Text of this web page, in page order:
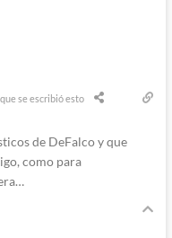
se escribió esto
de DeFalco y que
como para